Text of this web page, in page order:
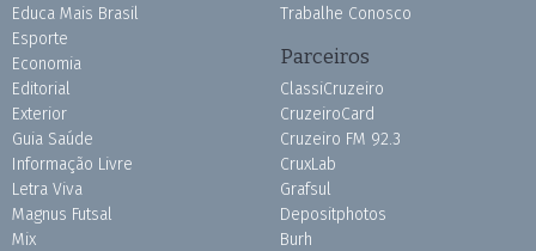
Educa Mais Brasil
Esporte
Economia
Editorial
Exterior
Guia Saúde
Informação Livre
Letra Viva
Magnus Futsal
Mix
Trabalhe Conosco
Parceiros
ClassiCruzeiro
CruzeiroCard
Cruzeiro FM 92.3
CruxLab
Grafsul
Depositphotos
Burh